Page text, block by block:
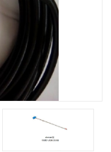
计
器
化系统成套设备